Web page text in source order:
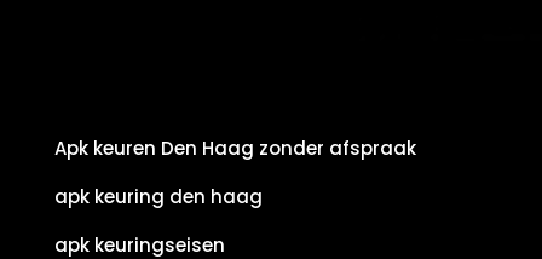
Apk keuren Den Haag zonder afspraak
apk keuring den haag
apk keuringseisen